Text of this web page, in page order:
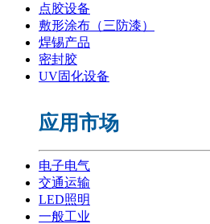
点胶设备
敷形涂布（三防漆）
焊锡产品
密封胶
UV固化设备
应用市场
电子电气
交通运输
LED照明
一般工业